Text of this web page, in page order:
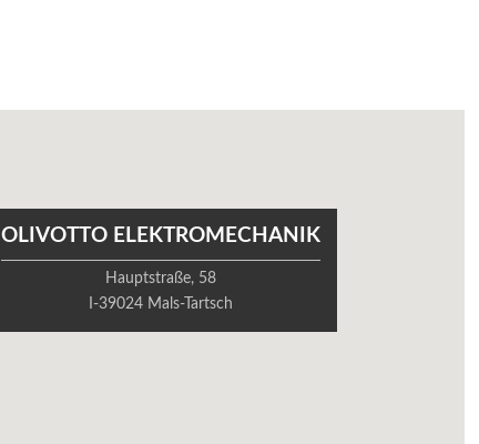
OLIVOTTO ELEKTROMECHANIK
Hauptstraße, 58
I-39024 Mals-Tartsch